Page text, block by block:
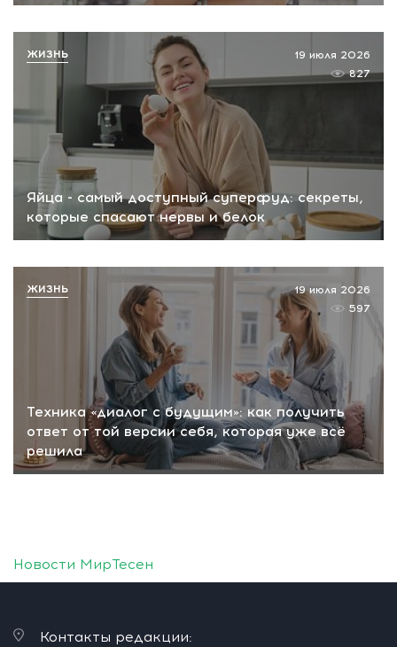
Яйца - самый доступный суперфуд: секреты,
которые спасают нервы и белок
19 июля 2026
827
ЖИЗНЬ
Техника «диалог с будущим»: как получить
ответ от той версии себя, которая уже всё
решила
19 июля 2026
597
ЖИЗНЬ
Новости МирТесен
Контакты редакции: